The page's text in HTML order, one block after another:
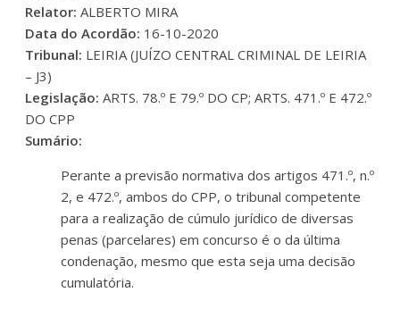
Relator: ALBERTO MIRA
Data do Acordão: 16-10-2020
Tribunal: LEIRIA (JUÍZO CENTRAL CRIMINAL DE LEIRIA
– J3)
Legislação: ARTS. 78.º E 79.º DO CP; ARTS. 471.º E 472.º
DO CPP
Sumário:
Perante a previsão normativa dos artigos 471.º, n.º
2, e 472.º, ambos do CPP, o tribunal competente
para a realização de cúmulo jurídico de diversas
penas (parcelares) em concurso é o da última
condenação, mesmo que esta seja uma decisão
cumulatória.